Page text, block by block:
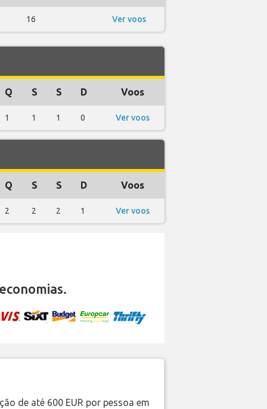
16 Ver voos
Q S S D Voos
1 1 1 0 Ver voos
Q S S D Voos
2 2 2 1 Ver voos
de até 600 EUR por pessoa em